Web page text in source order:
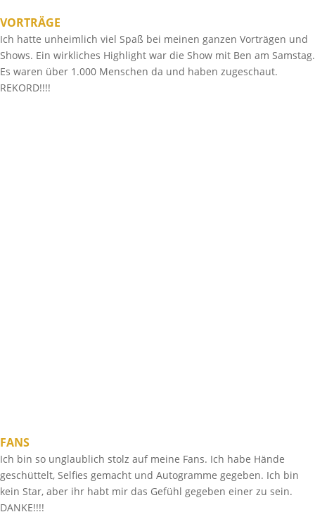
VORTRÄGE
Ich hatte unheimlich viel Spaß bei meinen ganzen Vorträgen und
Shows. Ein wirkliches Highlight war die Show mit Ben am Samstag.
Es waren über 1.000 Menschen da und haben zugeschaut.
REKORD!!!!
FANS
Ich bin so unglaublich stolz auf meine Fans. Ich habe Hände
geschüttelt, Selfies gemacht und Autogramme gegeben. Ich bin
kein Star, aber ihr habt mir das Gefühl gegeben einer zu sein.
DANKE!!!!